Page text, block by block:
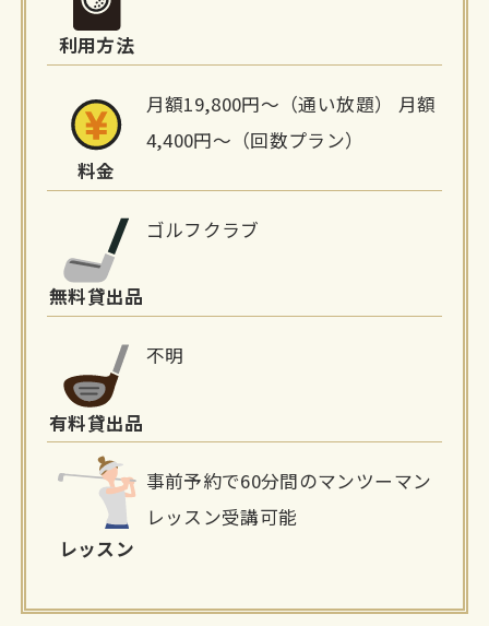
報 利用方法
料金
月額19,800円〜（通い放題） 月額
4,400円〜（回数プラン）
無料貸出品
ゴルフクラブ
有料貸出品
不明
レッスン
事前予約で60分間のマンツーマン
レッスン受講可能